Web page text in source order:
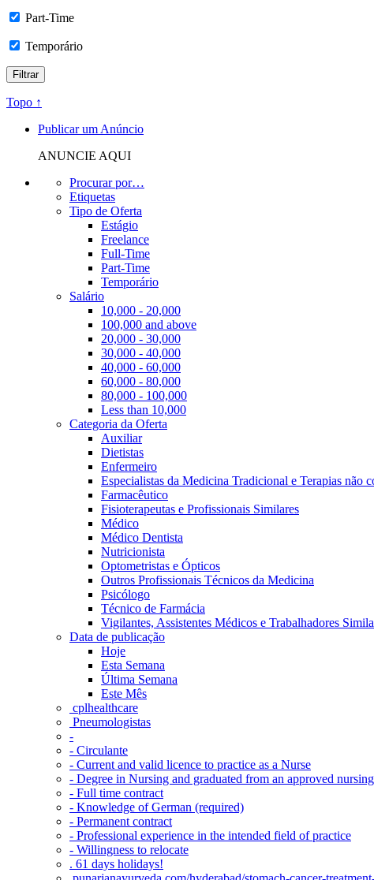
Part-Time
Temporário
Topo ↑
Publicar um Anúncio
ANUNCIE AQUI
Procurar por…
Etiquetas
Tipo de Oferta
Estágio
Freelance
Full-Time
Part-Time
Temporário
Salário
10,000 - 20,000
100,000 and above
20,000 - 30,000
30,000 - 40,000
40,000 - 60,000
60,000 - 80,000
80,000 - 100,000
Less than 10,000
Categoria da Oferta
Auxiliar
Dietistas
Enfermeiro
Especialistas da Medicina Tradicional e Terapias não
Farmacêutico
Fisioterapeutas e Profissionais Similares
Médico
Médico Dentista
Nutricionista
Optometristas e Ópticos
Outros Profissionais Técnicos da Medicina
Psicólogo
Técnico de Farmácia
Vigilantes, Assistentes Médicos e Trabalhadores
Data de publicação
Hoje
Esta Semana
Última Semana
Este Mês
‎ cplhealthcare‬
Pneumologistas
-
- Circulante
- Current and valid licence to practice as a Nurse
- Degree in Nursing and graduated from an approved
- Full time contract
- Knowledge of German (required)
- Permanent contract
- Professional experience in the intended field of practice
- Willingness to relocate
. 61 days holidays!